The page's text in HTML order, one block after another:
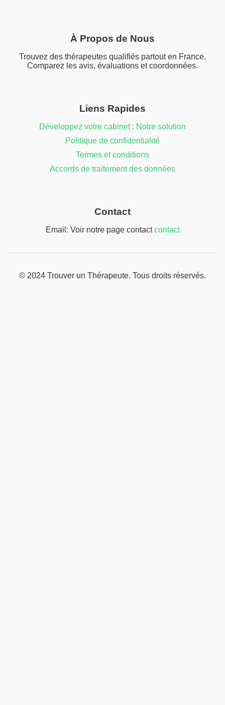
À Propos de Nous
Trouvez des thérapeutes qualifiés partout en France.
Comparez les avis, évaluations et coordonnées.
Liens Rapides
Développez votre cabinet : Notre solution
Politique de confidentialité
Termes et conditions
Accords de traitement des données
Contact
Email: Voir notre page contactcontact
© 2024 Trouver un Thérapeute. Tous droits réservés.